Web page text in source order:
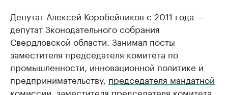
Депутат Алексей Коробейников с 2011 года —
депутат Зконодательного собрания
Свердловской области. Занимал посты
заместителя председателя комитета по
промышленности, инновационной политике и
предпринимательству, председателя мандатной
комиссии , заместителя председателя комитета